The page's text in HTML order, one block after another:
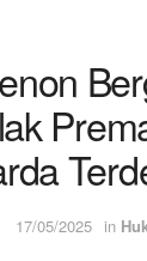
17/05/2025 in